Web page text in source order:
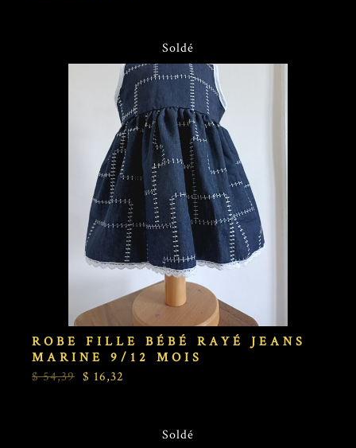
Soldé
ROBE FILLE BÉBÉ RAYÉ JEANS
MARINE 9/12 MOIS
$ 54,39 $ 16,32
Soldé